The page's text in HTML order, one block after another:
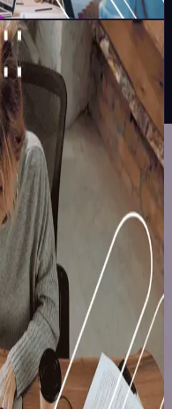
Vitti·15min
para ser